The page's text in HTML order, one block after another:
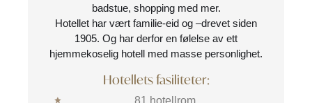
badstue, shopping med mer.
Hotellet har vært familie-eid og –drevet siden
1905. Og har derfor en følelse av ett
hjemmekoselig hotell med masse personlighet.
Hotellets fasiliteter: